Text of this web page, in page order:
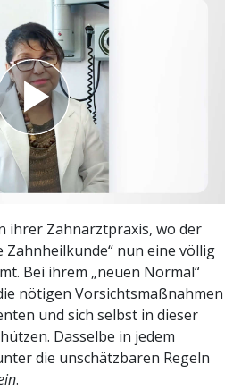
ihrer Zahnarztpraxis, wo der
Zahnheilkunde“ nun eine völlig
Bei ihrem „neuen Normal“
nötigen Vorsichtsmaßnahmen
und sich selbst in dieser
Dasselbe in jedem
die unschätzbaren Regeln
.